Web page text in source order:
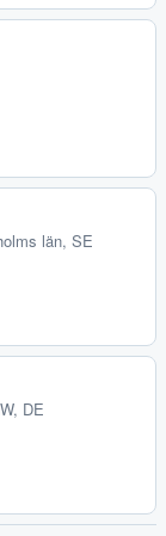
län, SE
DE